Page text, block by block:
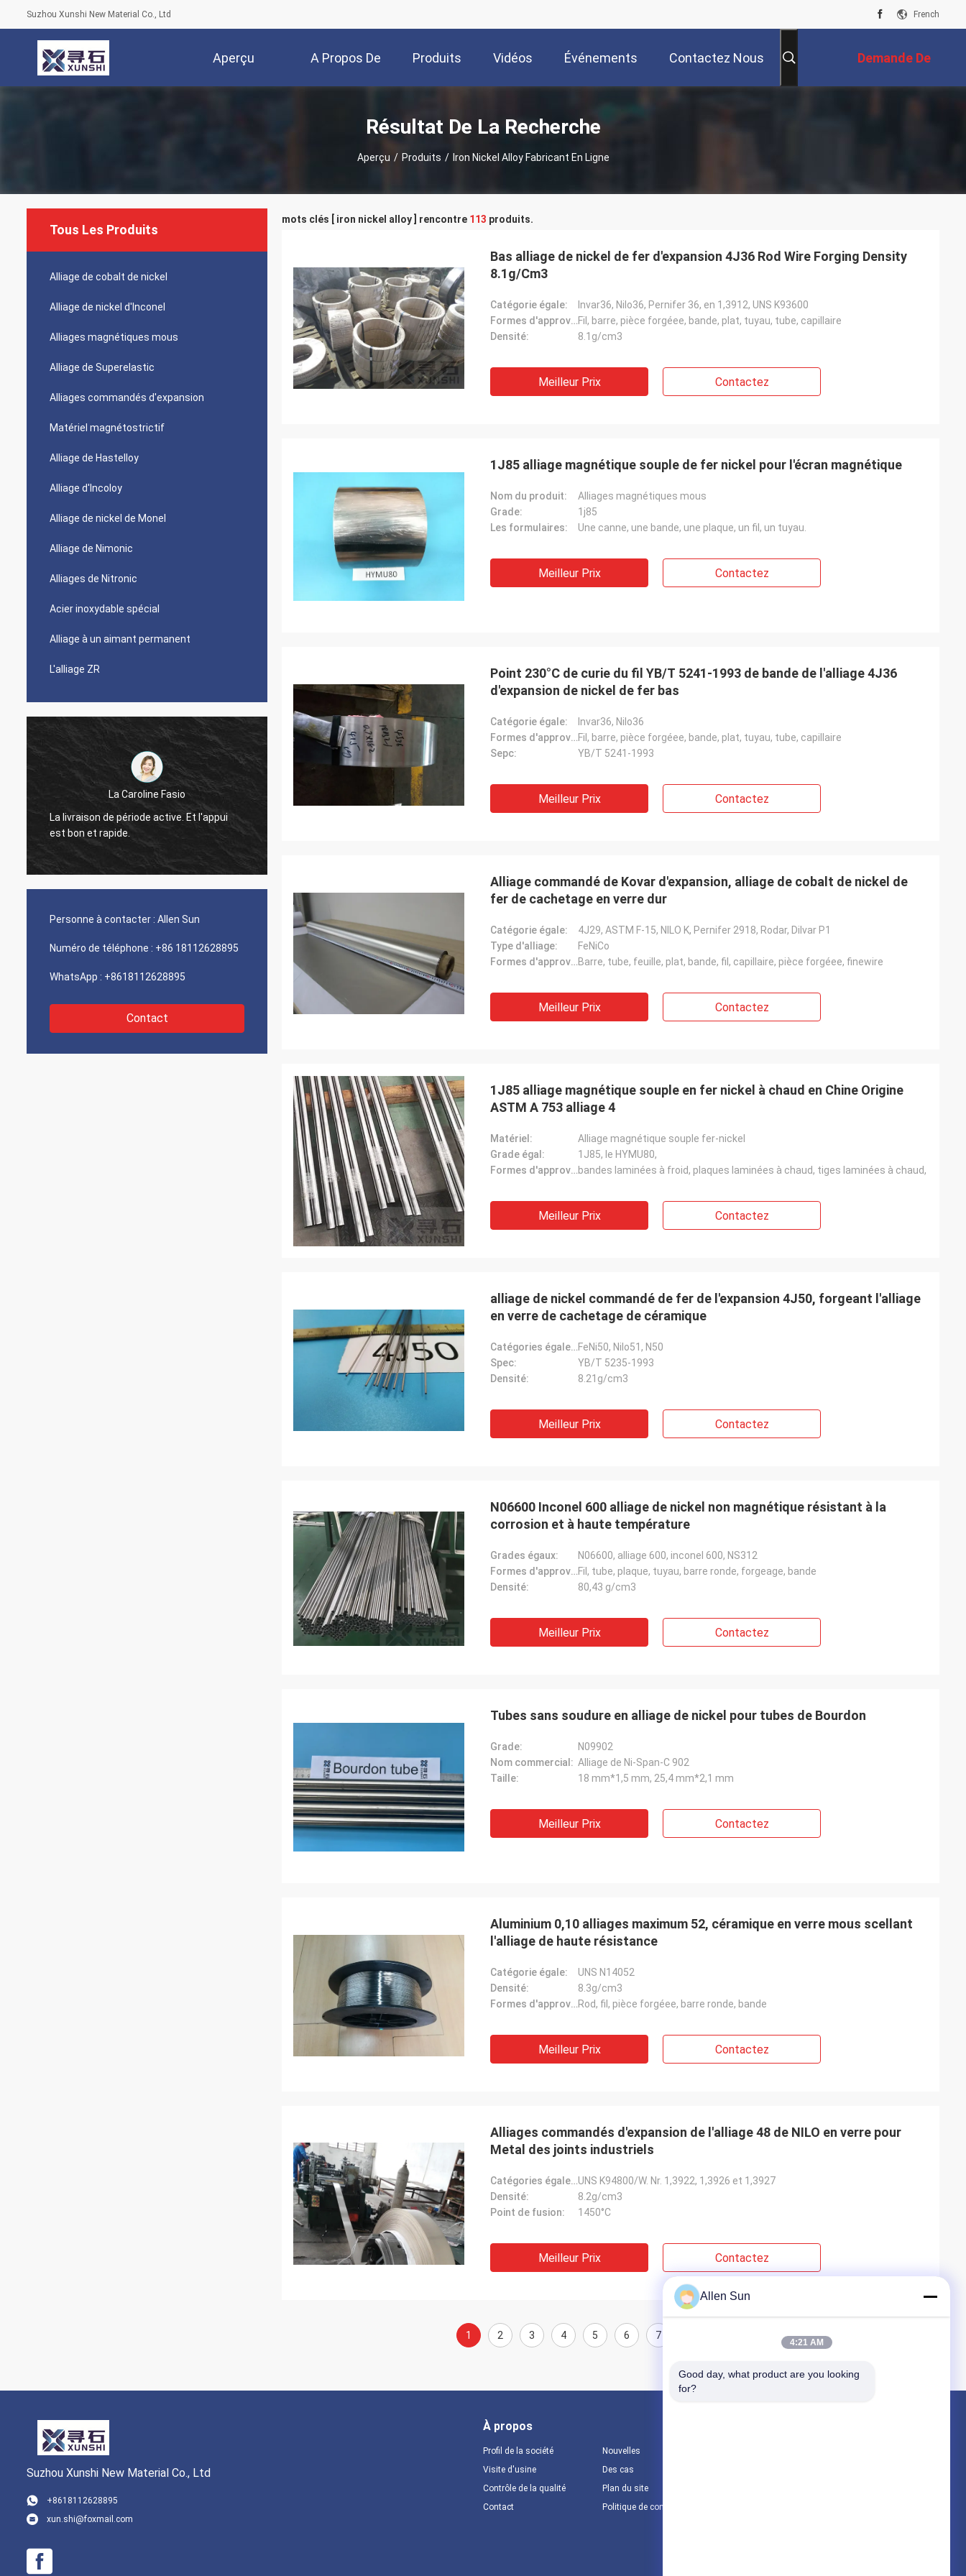
Suzhou Xunshi New Material Co., Ltd French
Aperçu A Propos De
Nous
Produits Vidéos Événements Contactez Nous Demande De
Soumission
Résultat De La Recherche
Aperçu / Produits / Iron Nickel Alloy Fabricant En Ligne
Tous Les Produits
Alliage de cobalt de nickel
Alliage de nickel d'Inconel
Alliages magnétiques mous
Alliage de Superelastic
Alliages commandés d'expansion
Matériel magnétostrictif
Alliage de Hastelloy
Alliage d'Incoloy
Alliage de nickel de Monel
Alliage de Nimonic
Alliages de Nitronic
Acier inoxydable spécial
Alliage à un aimant permanent
L'alliage ZR
La Caroline Fasio
La livraison de période active. Et l'appui
est bon et rapide.
Weree de Daniel
Ont été la relation d'affaires pendant 3
Personne à contacter : Allen Sun
Numéro de téléphone : +86 18112628895
WhatsApp : +8618112628895
Contact
mots clés [ iron nickel alloy ] rencontre 113 produits.
Bas alliage de nickel de fer d'expansion 4J36 Rod Wire Forging Density
8.1g/Cm3
Catégorie égale:
Invar36, Nilo36, Pernifer 36, en 1,3912, UNS K93600
Formes d'approvisionnement:Fil, barre, pièce forgéee, bande, plat, tuyau, tube, capillaire
Densité:
8.1g/cm3
Meilleur Prix Contactez
1J85 alliage magnétique souple de fer nickel pour l'écran magnétique
Nom du produit:
Alliages magnétiques mous
Grade:
1j85
Les formulaires:
Une canne, une bande, une plaque, un fil, un tuyau.
Meilleur Prix Contactez
Point 230°C de curie du fil YB/T 5241-1993 de bande de l'alliage 4J36
d'expansion de nickel de fer bas
Catégorie égale:
Invar36, Nilo36
Formes d'approvisionnement:Fil, barre, pièce forgéee, bande, plat, tuyau, tube, capillaire
Sepc:
YB/T 5241-1993
Meilleur Prix Contactez
Alliage commandé de Kovar d'expansion, alliage de cobalt de nickel de
fer de cachetage en verre dur
Catégorie égale:
4J29, ASTM F-15, NILO K, Pernifer 2918, Rodar, Dilvar P1
Type d'alliage:
FeNiCo
Formes d'approvisionnement:Barre, tube, feuille, plat, bande, fil, capillaire, pièce forgéee, finewire
Meilleur Prix Contactez
1J85 alliage magnétique souple en fer nickel à chaud en Chine Origine
ASTM A 753 alliage 4
Matériel:
Alliage magnétique souple fer-nickel
Grade égal:
1J85, le HYMU80,
Formes d'approvisionnement:bandes laminées à froid, plaques laminées à chaud, tiges laminées à chaud,
Meilleur Prix Contactez
alliage de nickel commandé de fer de l'expansion 4J50, forgeant l'alliage
en verre de cachetage de céramique
Catégories égales:FeNi50, Nilo51, N50
Spec:
YB/T 5235-1993
Densité:
8.21g/cm3
Meilleur Prix Contactez
N06600 Inconel 600 alliage de nickel non magnétique résistant à la
corrosion et à haute température
Grades égaux:
N06600, alliage 600, inconel 600, NS312
Formes d'approvisionnement:Fil, tube, plaque, tuyau, barre ronde, forgeage, bande
Densité:
80,43 g/cm3
Meilleur Prix Contactez
Tubes sans soudure en alliage de nickel pour tubes de Bourdon
Grade:
N09902
Nom commercial: Alliage de Ni-Span-C 902
Taille:
18 mm*1,5 mm, 25,4 mm*2,1 mm
Meilleur Prix Contactez
Aluminium 0,10 alliages maximum 52, céramique en verre mous scellant
l'alliage de haute résistance
Catégorie égale:
UNS N14052
Densité:
8.3g/cm3
Formes d'approvisionnement:Rod, fil, pièce forgéee, barre ronde, bande
Meilleur Prix Contactez
Alliages commandés d'expansion de l'alliage 48 de NILO en verre pour
Metal des joints industriels
Catégories égales:UNS K94800/W. Nr. 1,3922, 1,3926 et 1,3927
Densité:
8.2g/cm3
Point de fusion:
1450°C
Meilleur Prix Contactez
1 2 3 4 5 6 7
Suzhou Xunshi New Material Co., Ltd
+8618112628895
xun.shi@foxmail.com
À propos
Profil de la société
Visite d'usine
Contrôle de la qualité
Contact
Nouvelles
Des cas
Plan du site
Politique de confidentialité
Allen Sun
4:21 AM
Good day, what product are you looking
for?